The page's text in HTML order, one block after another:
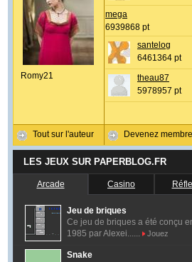
Romy21
Tout sur l'auteur
mega
6939868 pt
santelog
6461364 pt
theau87
5978957 pt
Devenez membre
LES JEUX SUR PAPERBLOG.FR
Arcade Casino
Jeu de briques
Ce jeu de briques a été conçu
1985 par Alexei......
Jouez
Snake